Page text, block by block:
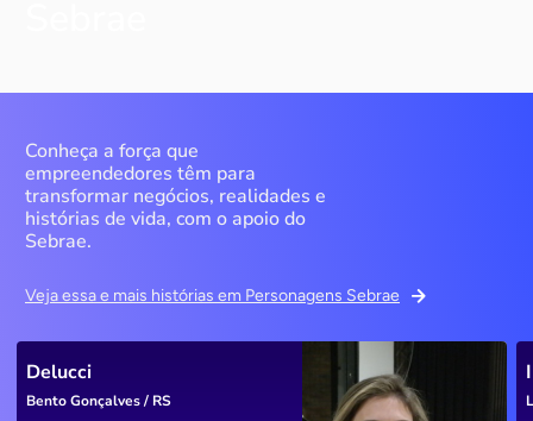
Conheça a força que
empreendedores têm para
transformar negócios, realidades e
histórias de vida, com o apoio do
Sebrae.
Veja essa e mais histórias em Personagens Sebrae
Delucci
Bento Gonçalves / RS